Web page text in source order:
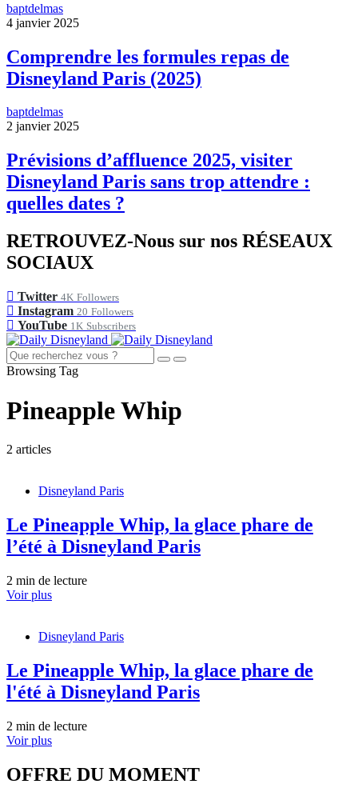
baptdelmas
4 janvier 2025
Comprendre les formules repas de
Disneyland Paris (2025)
baptdelmas
2 janvier 2025
Prévisions d’affluence 2025, visiter
Disneyland Paris sans trop attendre :
quelles dates ?
RETROUVEZ-Nous sur nos RÉSEAUX
SOCIAUX
Twitter 4K Followers
Instagram 20 Followers
YouTube 1K Subscribers
Browsing Tag
Pineapple Whip
2 articles
Disneyland Paris
Le Pineapple Whip, la glace phare de
l’été à Disneyland Paris
2 min de lecture
Voir plus
Disneyland Paris
Le Pineapple Whip, la glace phare de
l'été à Disneyland Paris
2 min de lecture
Voir plus
OFFRE DU MOMENT